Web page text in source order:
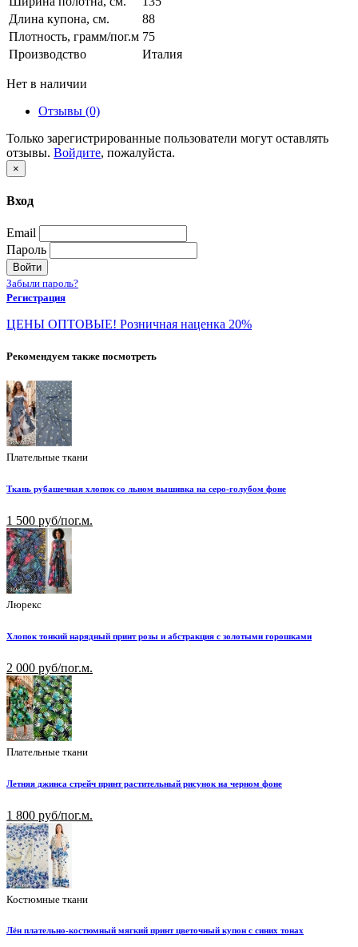
Длина купона, см.
88
Плотность, грамм/пог.м 75
Производство
Италия
Нет в наличии
Отзывы (0)
Только зарегистрированные пользователи могут оставлять
отзывы. Войдите, пожалуйста.
×
Вход
Email
Пароль
Войти
Забыли пароль?
Регистрация
ЦЕНЫ ОПТОВЫЕ! Розничная наценка 20%
Рекомендуем также посмотреть
Плательные ткани
Ткань рубашечная хлопок со льном вышивка на серо-голубом фоне
1 500 руб/пог.м.
Люрекс
Хлопок тонкий нарядный принт розы и абстракция с золотыми горошками
2 000 руб/пог.м.
Плательные ткани
Летняя джинса стрейч принт растительный рисунок на черном фоне
1 800 руб/пог.м.
Костюмные ткани
Лён плательно-костюмный мягкий принт цветочный купон с синих тонах